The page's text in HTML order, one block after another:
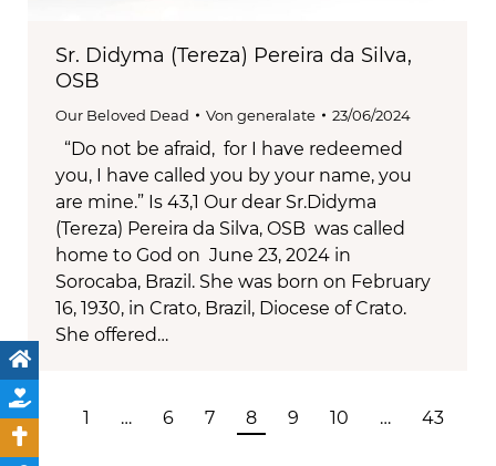
Sr. Didyma (Tereza) Pereira da Silva,
OSB
Our Beloved Dead Von generalate 23/06/2024
“Do not be afraid, for I have redeemed
you, I have called you by your name, you
are mine.” Is 43,1 Our dear Sr.Didyma
(Tereza) Pereira da Silva, OSB was called
home to God on June 23, 2024 in
Sorocaba, Brazil. She was born on February
16, 1930, in Crato, Brazil, Diocese of Crato.
She offered…
1 … 6 7 8 9 10 … 43